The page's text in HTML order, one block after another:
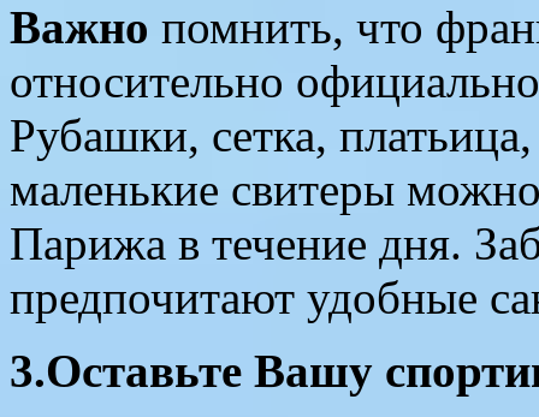
Важно помнить, что
относительно
Рубашки, сетка,
маленькие свитеры
Парижа в течение дня.
предпочитают удобные
3.Оставьте Вашу